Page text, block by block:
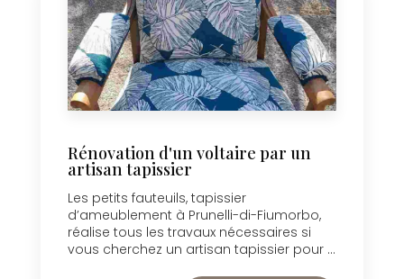
Rénovation d'un voltaire par un
artisan tapissier
Les petits fauteuils, tapissier
d’ameublement à Prunelli-di-Fiumorbo,
réalise tous les travaux nécessaires si
vous cherchez un artisan tapissier pour ...